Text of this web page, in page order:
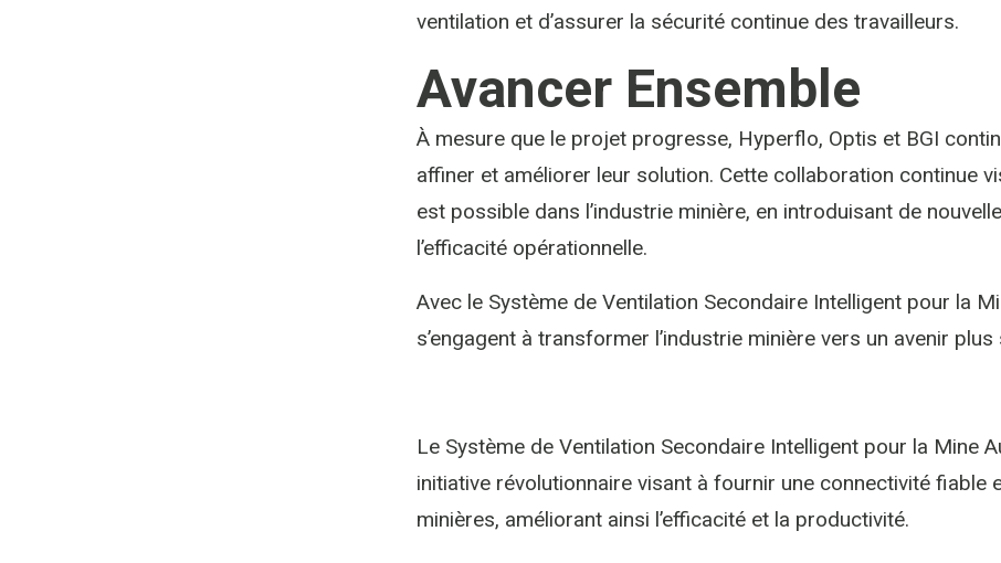
ventilation et d’assurer la sécurité continue des travailleurs.
Avancer Ensemble
À mesure que le projet progresse, Hyperflo, Optis et BGI
affiner et améliorer leur solution. Cette collaboration continue
est possible dans l’industrie minière, en introduisant de
l’efficacité opérationnelle.
Avec le Système de Ventilation Secondaire Intelligent pour la
s’engagent à transformer l’industrie minière vers un avenir
Le Système de Ventilation Secondaire Intelligent pour la Mine
initiative révolutionnaire visant à fournir une connectivité fiable
minières, améliorant ainsi l’efficacité et la productivité.